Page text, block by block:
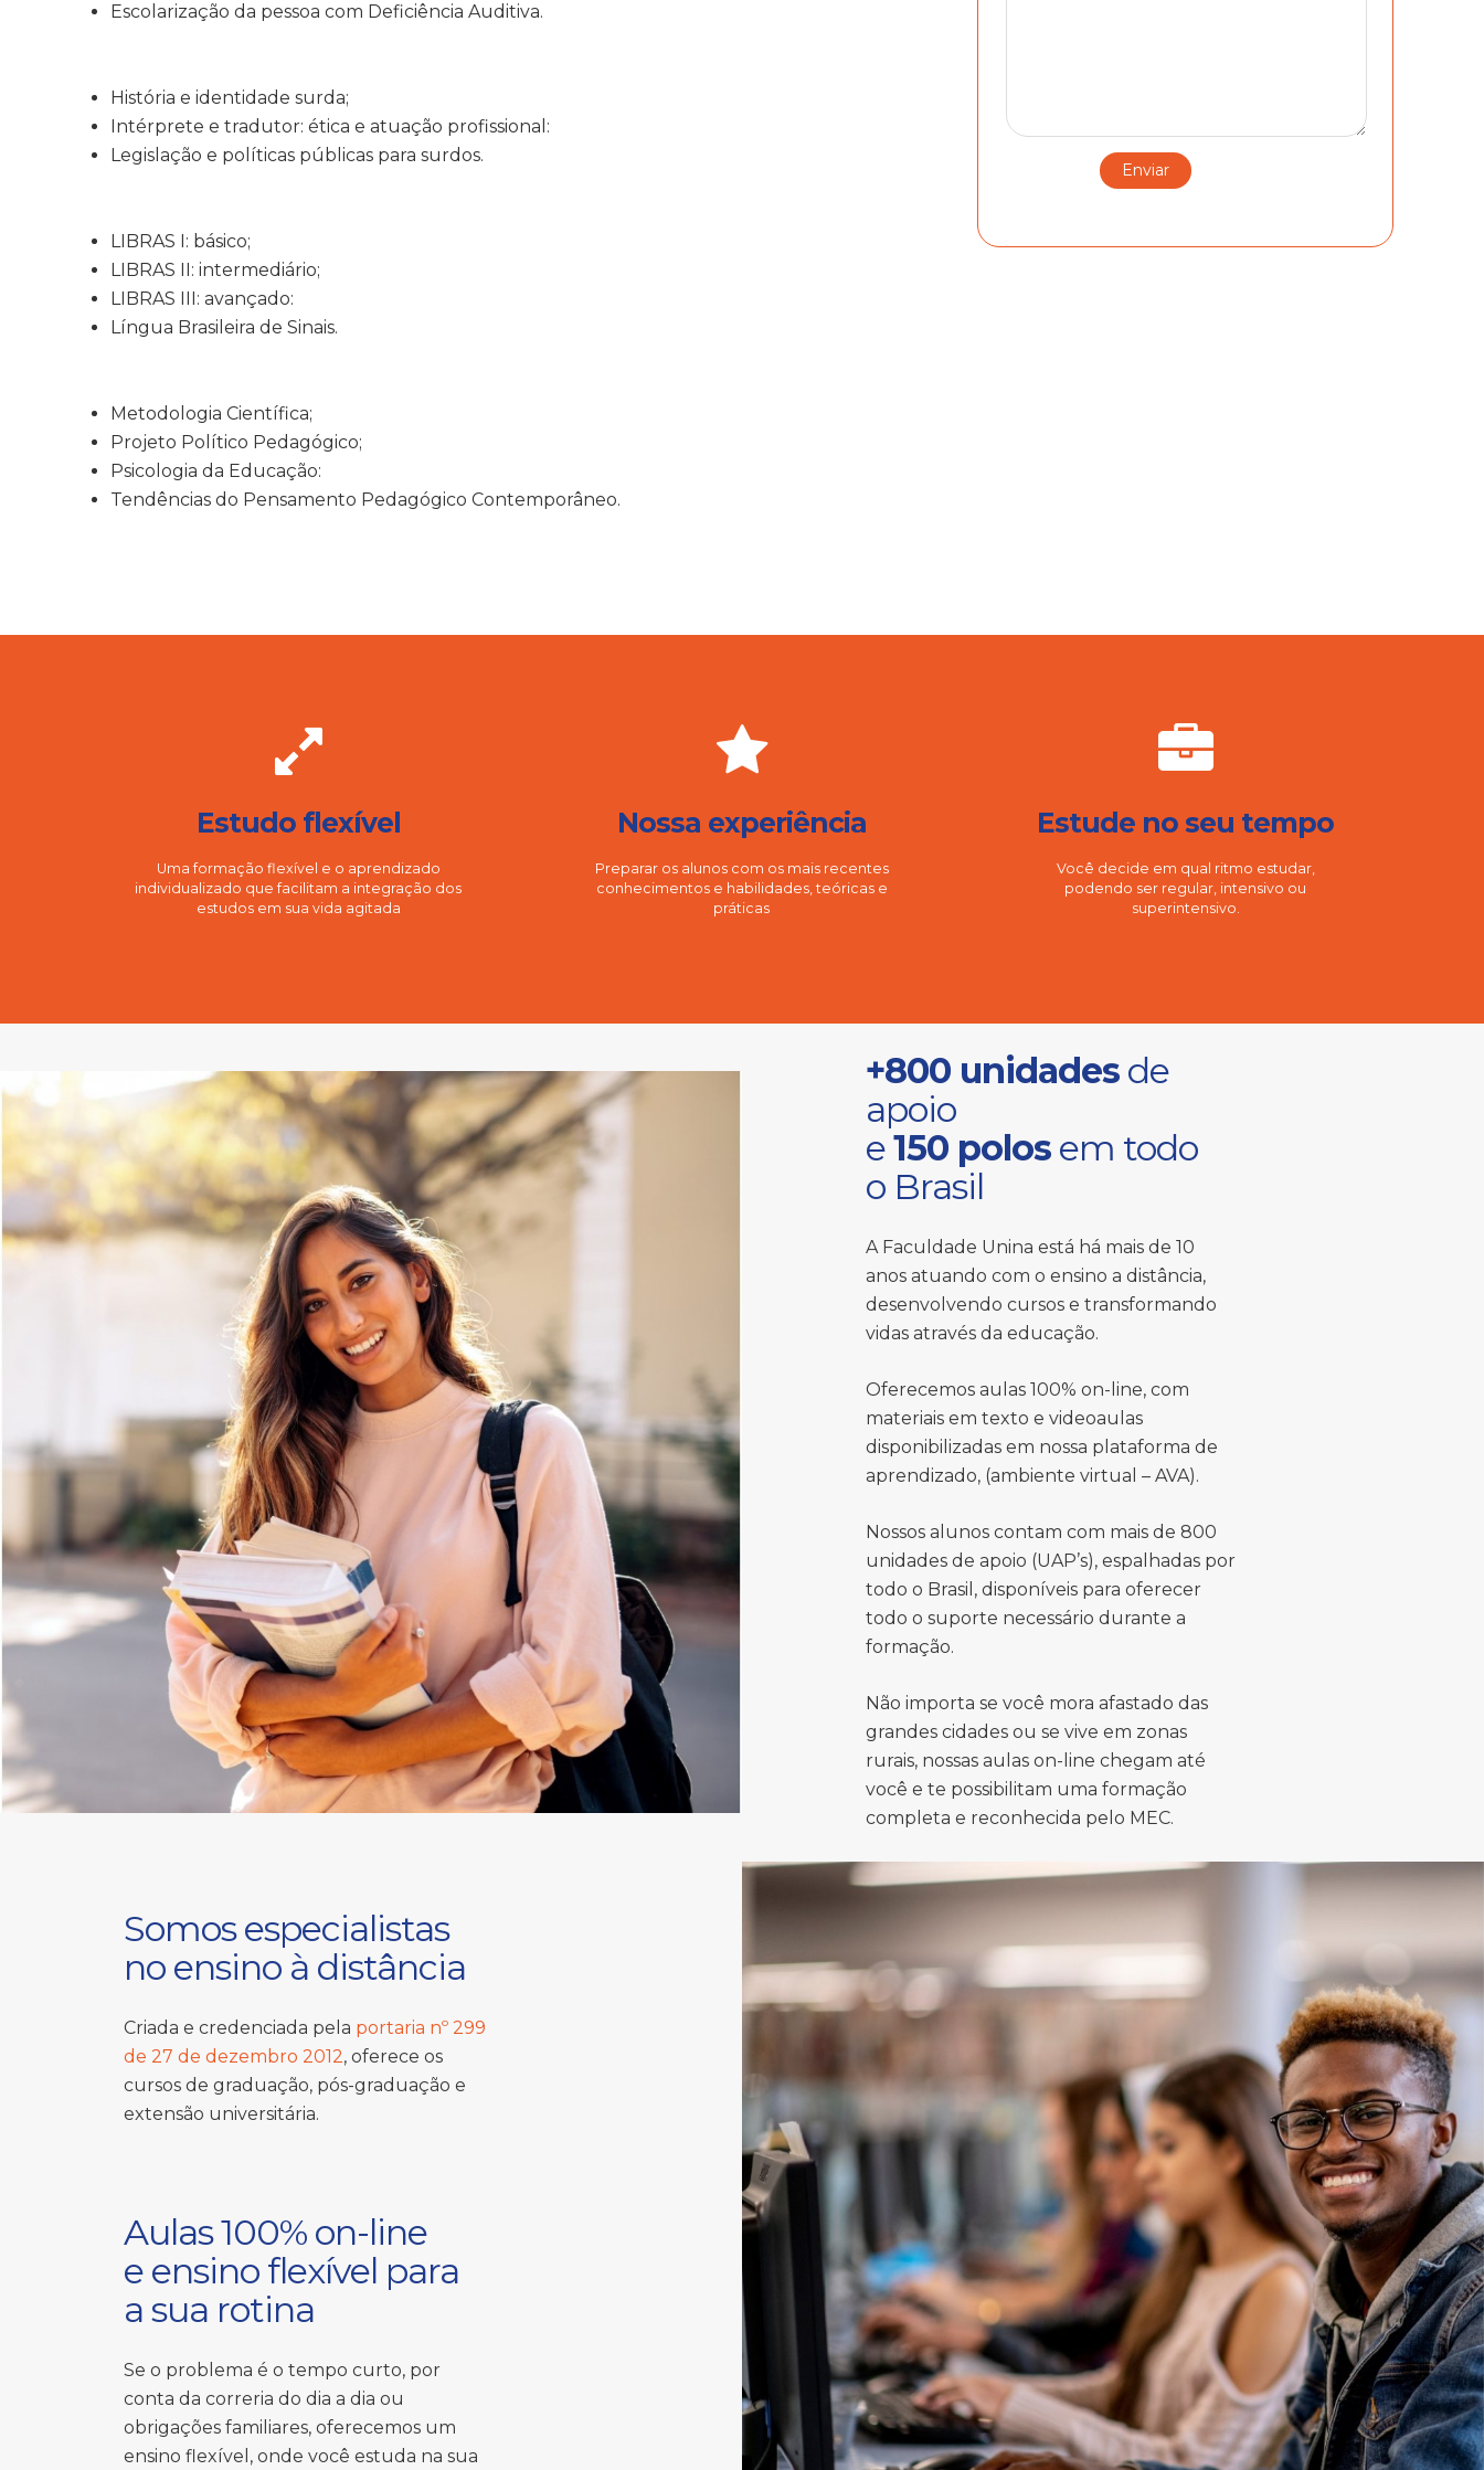
Escolarização da pessoa com Deficiência Auditiva.
História e identidade surda;
Intérprete e tradutor: ética e atuação profissional:
Legislação e políticas públicas para surdos.
LIBRAS I: básico;
LIBRAS II: intermediário;
LIBRAS III: avançado:
Língua Brasileira de Sinais.
Metodologia Científica;
Projeto Político Pedagógico;
Psicologia da Educação:
Tendências do Pensamento Pedagógico Contemporâneo.
Estudo flexível
Uma formação flexível e o aprendizado
individualizado que facilitam a integração dos
estudos em sua vida agitada
Nossa experiência
Preparar os alunos com os mais recentes
conhecimentos e habilidades, teóricas e
práticas
Estude no seu tempo
Você decide em qual ritmo estudar,
podendo ser regular, intensivo ou
superintensivo.
+800 unidadesde
apoio
e150 polosem todo
o Brasil
A Faculdade Unina está há mais de 10
anos atuando com o ensino a distância,
desenvolvendo cursos e transformando
vidas através da educação.
Oferecemos aulas 100% on-line, com
materiais em texto e videoaulas
disponibilizadas em nossa plataforma de
aprendizado, (ambiente virtual – AVA).
Nossos alunos contam com mais de 800
unidades de apoio (UAP’s), espalhadas por
todo o Brasil, disponíveis para oferecer
todo o suporte necessário durante a
formação.
Não importa se você mora afastado das
grandes cidades ou se vive em zonas
rurais, nossas aulas on-line chegam até
você e te possibilitam uma formação
completa e reconhecida pelo MEC.
Somos especialistas
no ensino à distância
Criada e credenciada pela portaria nº 299
de 27 de dezembro 2012, oferece os
cursos de graduação, pós-graduação e
extensão universitária.
Aulas 100% on-line
e ensino flexível para
a sua rotina
Se o problema é o tempo curto, por
conta da correria do dia a dia ou
obrigações familiares, oferecemos um
ensino flexível, onde você estuda na sua